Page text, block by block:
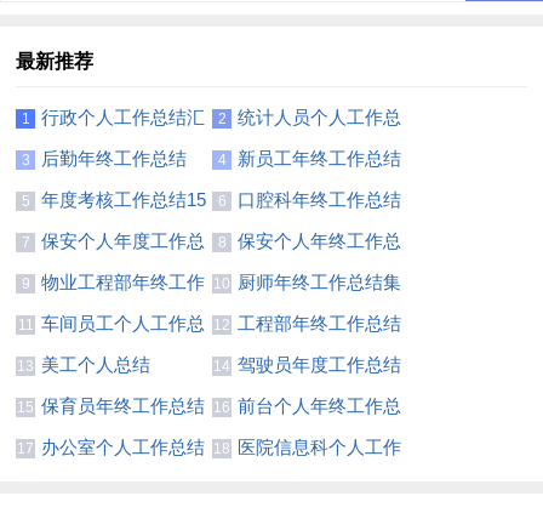
最新推荐
1
行政个人工作总结汇
编15篇
2
统计人员个人工作总
结15篇
3
后勤年终工作总结
(15篇)
4
新员工年终工作总结
(精选15篇)
5
年度考核工作总结15
篇
6
口腔科年终工作总结
15篇
7
保安个人年度工作总
结(15篇)
8
保安个人年终工作总
结(集合15篇)
9
物业工程部年终工作
总结(15篇)
10
厨师年终工作总结集
合14篇
11
车间员工个人工作总
结通用15篇
12 工程部年终工作总结
(合集15篇)
13 美工个人总结 14 驾驶员年度工作总结
(汇编15篇)
15 保育员年终工作总结
(合集15篇)
16 前台个人年终工作总
结汇编15篇
17 办公室个人工作总结 18 医院信息科个人工作